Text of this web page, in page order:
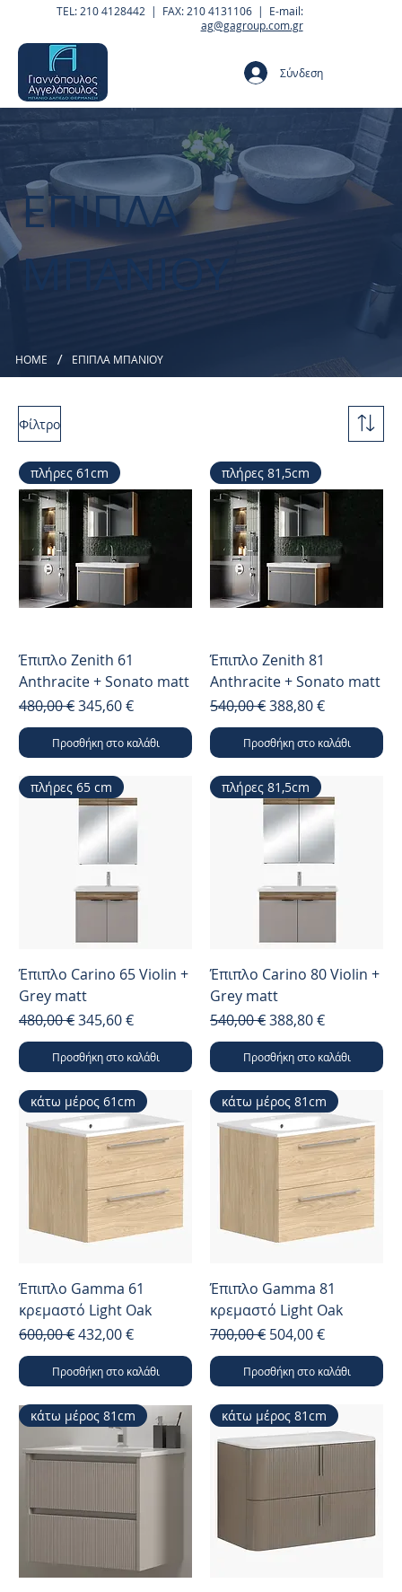
TEL: 210 4128442 | FAX: 210 4131106 | E-mail:
ag@gagroup.com.gr
Σύνδεση
ΕΠΙΠΛΑ
ΜΠΑΝΙΟΥ
HOME / ΕΠΙΠΛΑ ΜΠΑΝΙΟΥ
Φίλτρο
πλήρες 61cm
Έπιπλο Zenith 61
Anthracite + Sonato matt
Κανονική τιμή
480,00 €Τιμή Έκπτωσης
345,60 €
Προσθήκη στο καλάθι
πλήρες 81,5cm
Έπιπλο Zenith 81
Anthracite + Sonato matt
Κανονική τιμή
540,00 €Τιμή Έκπτωσης
388,80 €
Προσθήκη στο καλάθι
πλήρες 65 cm
Έπιπλο Carino 65 Violin +
Grey matt
Κανονική τιμή
480,00 €Τιμή Έκπτωσης
345,60 €
Προσθήκη στο καλάθι
πλήρες 81,5cm
Έπιπλο Carino 80 Violin +
Grey matt
Κανονική τιμή
540,00 €Τιμή Έκπτωσης
388,80 €
Προσθήκη στο καλάθι
κάτω μέρος 61cm
Έπιπλο Gamma 61
κρεμαστό Light Oak
Κανονική τιμή
600,00 €Τιμή Έκπτωσης
432,00 €
Προσθήκη στο καλάθι
κάτω μέρος 81cm
Έπιπλο Gamma 81
κρεμαστό Light Oak
Κανονική τιμή
700,00 € Τιμή Έκπτωσης
504,00 €
Προσθήκη στο καλάθι
κάτω μέρος 81cm κάτω μέρος 81cm